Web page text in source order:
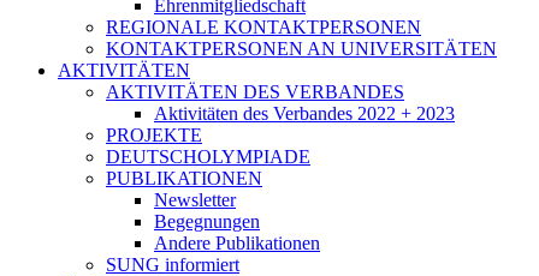
Ehrenmitgliedschaft
REGIONALE KONTAKTPERSONEN
KONTAKTPERSONEN AN UNIVERSITÄTEN
AKTIVITÄTEN
AKTIVITÄTEN DES VERBANDES
Aktivitäten des Verbandes 2022 + 2023
PROJEKTE
DEUTSCHOLYMPIADE
PUBLIKATIONEN
Newsletter
Begegnungen
Andere Publikationen
SUNG informiert